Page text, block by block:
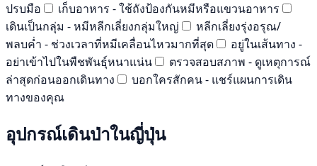
ปรบมือ
เก็บอาหาร - ใช้ถังป้องกันหมีหรือแขวนอาหาร
เดินเป็นกลุ่ม - หมีหลีกเลี่ยงกลุ่มใหญ่
หลีกเลี่ยงรุ่งอรุณ/
พลบค่ำ - ช่วงเวลาที่หมีเคลื่อนไหวมากที่สุด
อยู่ในเส้นทาง -
อย่าเข้าไปในพืชพันธุ์หนาแน่น
ตรวจสอบสภาพ - ดูเหตุการณ์
ล่าสุดก่อนออกเดินทาง
บอกใครสักคน - แชร์แผนการเดิน
ทางของคุณ
อุปกรณ์เดินป่าในญี่ปุ่น